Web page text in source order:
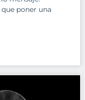
que poner una